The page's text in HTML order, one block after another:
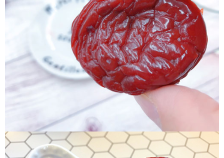
每筆NT$60，滿NT$799(含以上)免運費
每筆NT$60，滿NT$799(含以上)免運費
宅配到家
每筆NT$150，滿NT$1,399(含以上)免運費
澎湖金門馬祖宅配到家
每筆NT$250
付款後門市自取
免運費